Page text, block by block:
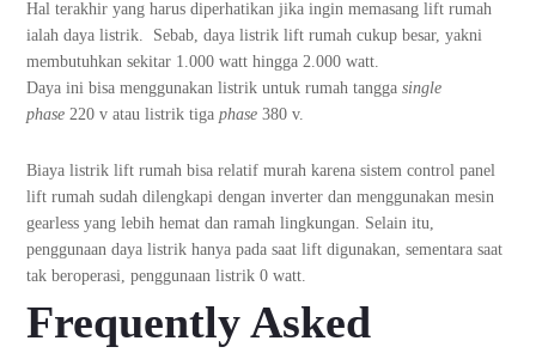
Hal terakhir yang harus diperhatikan jika ingin memasang lift rumah
ialah daya listrik. Sebab, daya listrik lift rumah cukup besar, yakni
membutuhkan sekitar 1.000 watt hingga 2.000 watt.
Daya ini bisa menggunakan listrik untuk rumah tanggasingle
phase 220 v atau listrik tigaphase380 v.
Biaya listrik lift rumah bisa relatif murah karena sistem control panel
lift rumah sudah dilengkapi dengan inverter dan menggunakan mesin
gearless yang lebih hemat dan ramah lingkungan. Selain itu,
penggunaan daya listrik hanya pada saat lift digunakan, sementara saat
tak beroperasi, penggunaan listrik 0 watt.
Frequently Asked